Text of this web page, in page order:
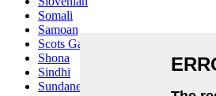
Somali
Samoan
Scots Gaelic
Shona
Sindhi
Sundanese